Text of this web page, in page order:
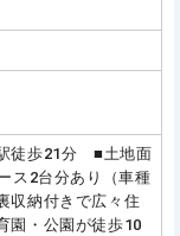
徒歩21分 ■土地面
ス2台分あり（車種
収納付きで広々住
園・公園が徒歩10